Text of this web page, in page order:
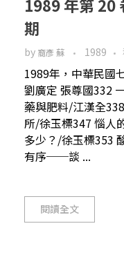
1989 年第 20
期
by 裔彥 蘇 1989
1989年，中華民國
劉廣定 張尊國332
藥與肥料/江漢全
所/徐玉標347 惱人
多少？/徐玉標353
有序──談 ...
閱讀全文